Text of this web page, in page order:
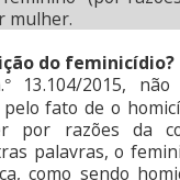
mulher.
do feminicídio?
°13.104/2015, não
fato de o
por razões da
palavras, o
como sendo